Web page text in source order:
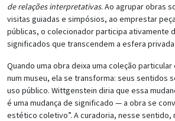
de relações interpretativas. Ao agrupar obras
visitas guiadas e simpósios, ao emprestar
públicas, o colecionador participa ativamente
significados que transcendem a esfera privada.
Quando uma obra deixa uma coleção
num museu, ela se transforma: seus sentidos
uso público. Wittgenstein diria que essa
é uma mudança de significado — a obra se
estético coletivo”. A curadoria, nesse sentido,